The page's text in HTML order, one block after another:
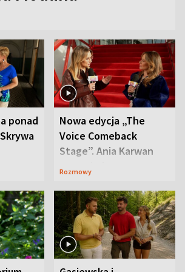
ponad
Nowa edycja „The
Voice Comeback
Stage”. Ania Karwan
zapowiada
Rozmowy